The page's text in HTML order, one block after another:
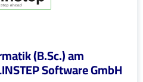
(B.Sc.) am
Software GmbH